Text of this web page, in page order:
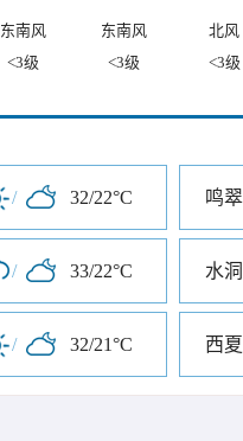
东南风 东南风
北风
<3级 <3级 <3级
/ 32/22°C 鸣
/ 33/22°C 水
/ 32/21°C 西